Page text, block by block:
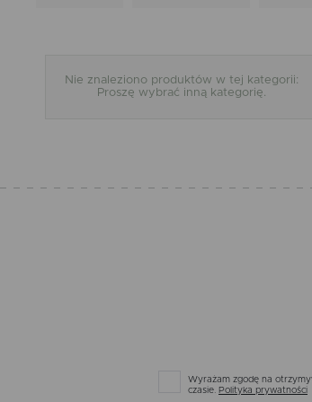
Nie znaleziono produktów w tej kategorii:
Proszę wybrać inną kategorię.
Wyrażam zgodę na
czasie. Polityka prywatności